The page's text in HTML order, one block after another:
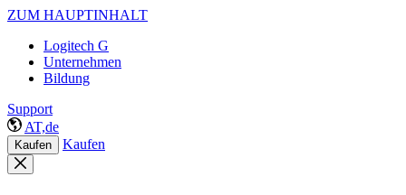
ZUM HAUPTINHALT
Logitech G
Unternehmen
Bildung
Support
AT,de
Kaufen Kaufen